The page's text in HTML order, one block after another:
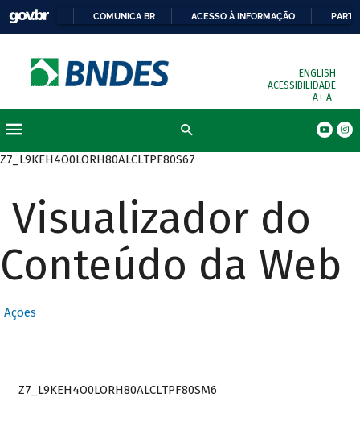
COMUNICA BR ACESSO À INFORMAÇÃO
ENGLISH
ACESSIBILIDADE
A+ A-
Z7_L9KEH4O0LORH80ALCLTPF80S67
Visualizador do
Conteúdo da Web
Ações
Z7_L9KEH4O0LORH80ALCLTPF80SM6